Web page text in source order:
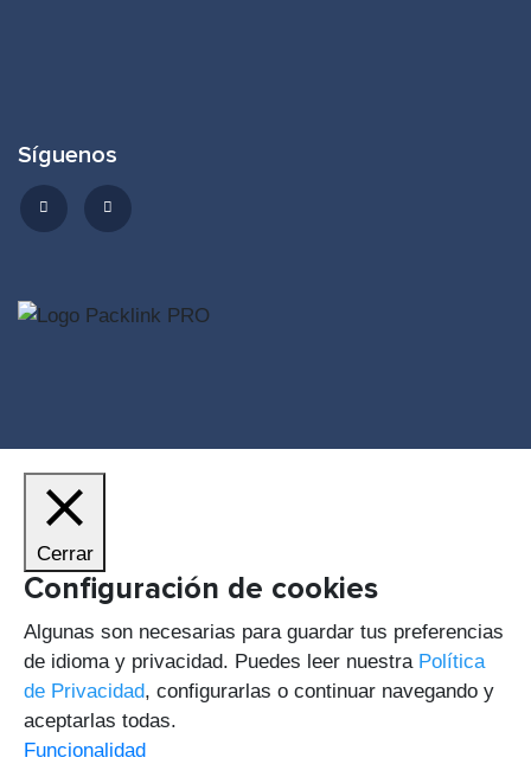
Síguenos
Cerrar
Configuración de cookies
Algunas son necesarias para guardar tus preferencias
de idioma y privacidad. Puedes leer nuestra Política
de Privacidad, configurarlas o continuar navegando y
aceptarlas todas.
Funcionalidad